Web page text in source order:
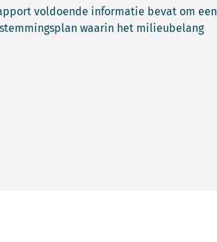
voldoende informatie bevat om een
waarin het milieubelang